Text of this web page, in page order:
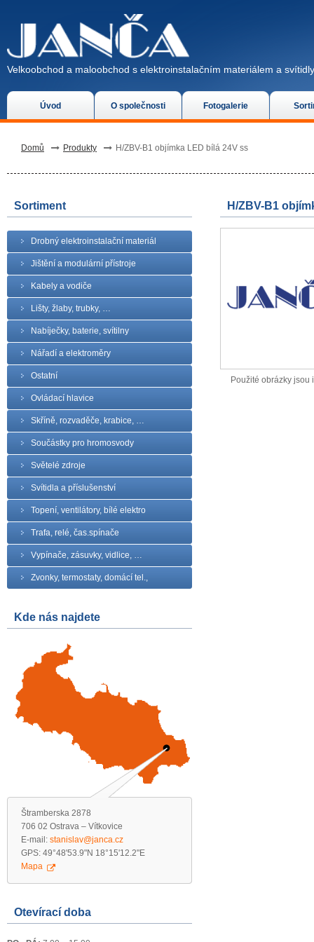
Úvod O společnosti Fotogalerie
Velkoobchod a maloobchod s elektroinstalačním materiálem a
Domů Produkty H/ZBV-B1 objímka LED bílá 24V ss
Sortiment
Drobný elektroinstalační materiál
Jištění a modulární přístroje
Kabely a vodiče
Lišty, žlaby, trubky, …
Nabíječky, baterie, svítilny
Nářadí a elektroměry
Ostatní
Ovládací hlavice
Skříně, rozvaděče, krabice, …
Součástky pro hromosvody
Světelé zdroje
Svítidla a příslušenství
Topení, ventilátory, bílé elektro
Trafa, relé, čas.spínače
Vypínače, zásuvky, vidlice, …
Zvonky, termostaty, domácí tel.,
Kde nás najdete
Štramberska 2878
706 02 Ostrava – Vítkovice
E-mail: stanislav@janca.cz
GPS: 49°48'53.9"N 18°15'12.2"E
Mapa
Otevírací doba
H/ZBV-B1
Použité obrázky jsou